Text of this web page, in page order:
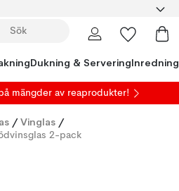
Dukning & ServeringInredning
mängder av reaprodukter!
/ Vinglas /
2-pack